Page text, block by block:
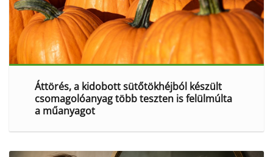
Áttörés, a kidobott sütőtökhéjból készült
csomagolóanyag több teszten is felülmúlta
a műanyagot